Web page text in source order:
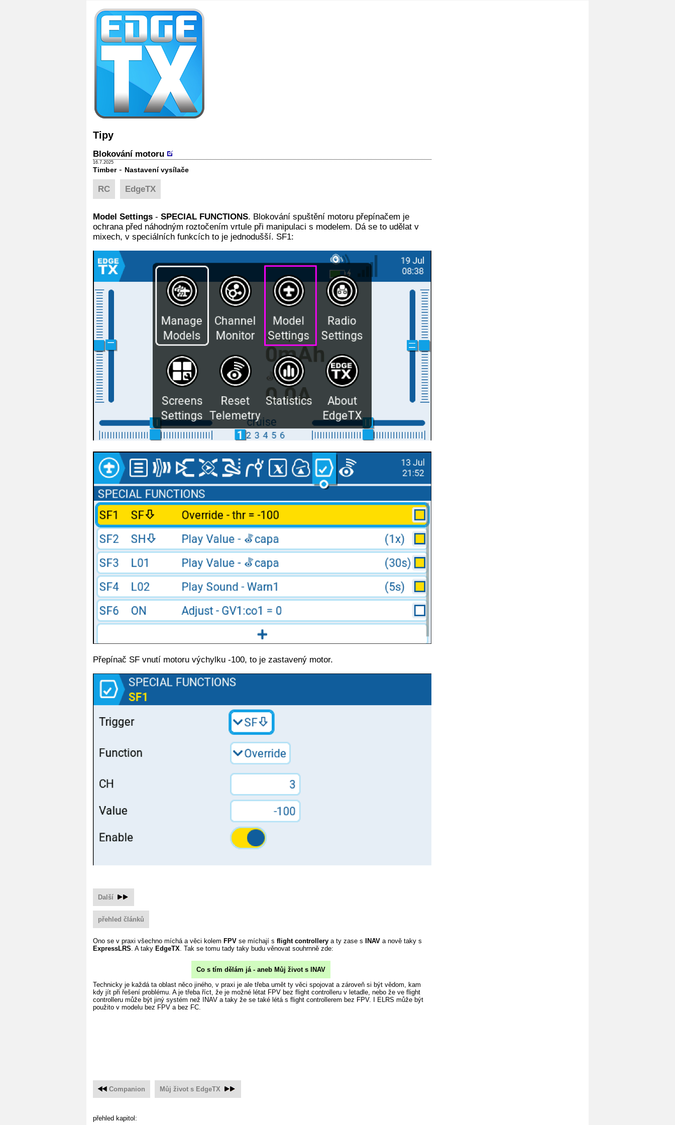
Tipy
Blokování motoru
16.7.2025
Timber- Nastavení vysílače
RC EdgeTX
Model Settings - SPECIAL FUNCTIONS. Blokování spuštění motoru přepínačem je
ochrana před náhodným roztočením vrtule při manipulaci s modelem. Dá se to udělat v
mixech, v speciálních funkcích to je jednodušší. SF1:
Přepínač SF vnutí motoru výchylku -100, to je zastavený motor.
Další
přehled článků
Ono se v praxi všechno míchá a věci kolem FPV se míchají s flight controllery a ty zase s INAV a nově taky s
ExpressLRS . A taky EdgeTX . Tak se tomu tady taky budu věnovat souhrnně zde:
Co s tím dělám já - aneb Můj život s INAV
Technicky je každá ta oblast něco jiného, v praxi je ale třeba umět ty věci spojovat a zároveň si být vědom, kam
kdy jít při řešení problému. A je třeba říct, že je možné létat FPV bez flight controlleru v letadle, nebo že ve flight
controlleru může být jiný systém než INAV a taky že se také létá s flight controllerem bez FPV. I ELRS může být
použito v modelu bez FPV a bez FC.
Companion Můj život s EdgeTX
přehled kapitol: